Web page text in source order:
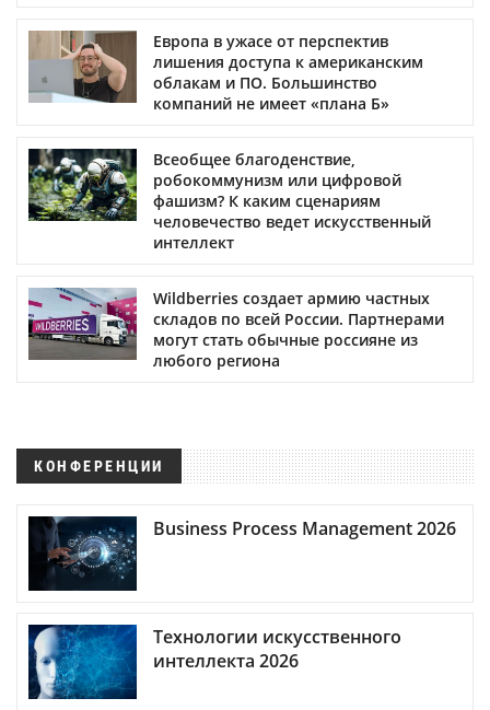
Европа в ужасе от перспектив
лишения доступа к американским
облакам и ПО. Большинство
компаний не имеет «плана Б»
Всеобщее благоденствие,
робокоммунизм или цифровой
фашизм? К каким сценариям
человечество ведет искусственный
интеллект
Wildberries создает армию частных
складов по всей России. Партнерами
могут стать обычные россияне из
любого региона
КОНФЕРЕНЦИИ
Business Process Management 2026
Технологии искусственного
интеллекта 2026